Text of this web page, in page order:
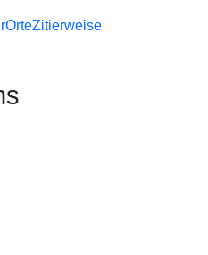
OrteZitierweise